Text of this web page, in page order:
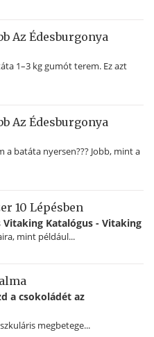
Az Édesburgonya
1–3 kg gumót terem. Ez azt
Az Édesburgonya
a batáta nyersen??? Jobb, mint a
10 Lépésben
Katalógus - Vitaking
mint például...
a csokoládét az
megbetege...